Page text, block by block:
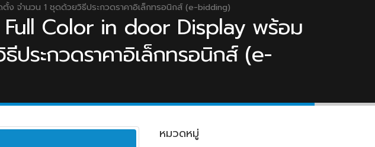
ง จำนวน 1 ชุดด้วยวิธีประกวดราคาอิเล็กทรอนิกส์ (e-bidding)
Full Color in door Display พร้อม
ประกวดราคาอิเล็กทรอนิกส์ (e-
หมวดหมู่